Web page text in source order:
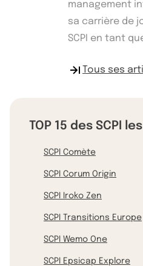
management
sa carrière de
SCPI en tant
Tous ses
TOP 15 des SCPI
SCPI Comète
SCPI Corum Origin
SCPI Iroko Zen
SCPI Transitions Europe
SCPI Wemo One
SCPI Epsicap Explore